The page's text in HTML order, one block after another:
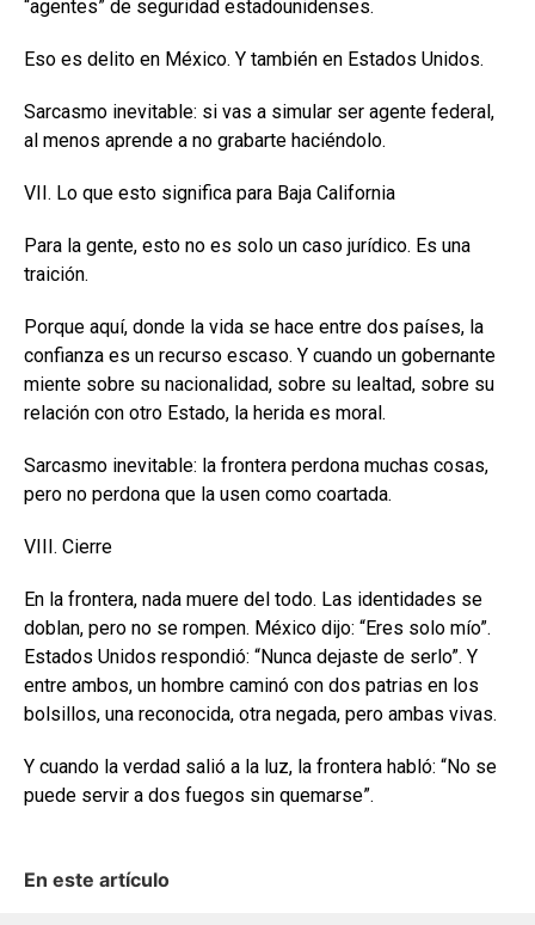
“agentes” de seguridad estadounidenses.
Eso es delito en México. Y también en Estados Unidos.
Sarcasmo inevitable: si vas a simular ser agente federal,
al menos aprende a no grabarte haciéndolo.
VII. Lo que esto significa para Baja California
Para la gente, esto no es solo un caso jurídico. Es una
traición.
Porque aquí, donde la vida se hace entre dos países, la
confianza es un recurso escaso. Y cuando un gobernante
miente sobre su nacionalidad, sobre su lealtad, sobre su
relación con otro Estado, la herida es moral.
Sarcasmo inevitable: la frontera perdona muchas cosas,
pero no perdona que la usen como coartada.
VIII. Cierre
En la frontera, nada muere del todo. Las identidades se
doblan, pero no se rompen. México dijo: “Eres solo mío”.
Estados Unidos respondió: “Nunca dejaste de serlo”. Y
entre ambos, un hombre caminó con dos patrias en los
bolsillos, una reconocida, otra negada, pero ambas vivas.
Y cuando la verdad salió a la luz, la frontera habló: “No se
puede servir a dos fuegos sin quemarse”.
En este artículo